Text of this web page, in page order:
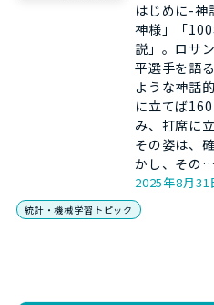
はじめに-神
神様」「
説」。ロサ
平選手を語
ような神話
に立てば
み、打席に
その姿は、
かし、その…
2025年8月31
統計・機械学習トピック